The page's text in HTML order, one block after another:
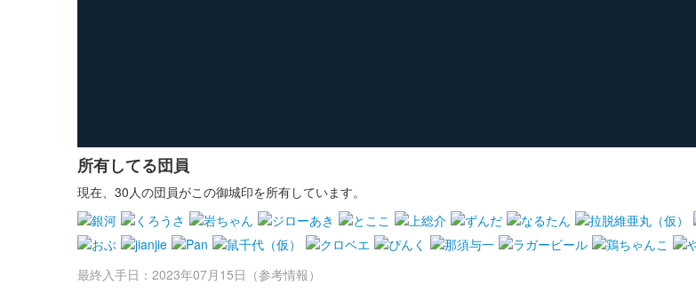
所有してる団員
現在、30人の団員がこの御城印を所有しています。
最終入手日：2023年07月15日（参考情報）